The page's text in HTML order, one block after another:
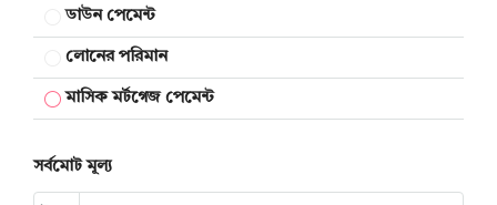
ডাউন পেমেন্ট
লোনের পরিমান
মাসিক মর্টগেজ পেমেন্ট
সর্বমোট মূল্য